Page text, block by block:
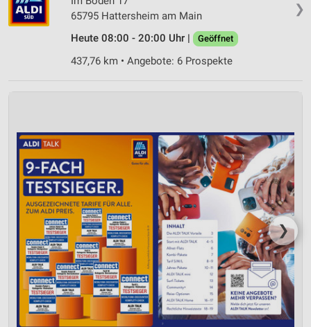
❯
65795 Hattersheim am Main
Heute 08:00 - 20:00 Uhr |
Geöffnet
437,76 km • Angebote: 6 Prospekte
❯
Verwendung genauer Standortdaten
Geräte anhand von aktiv angeforderten
Werbung